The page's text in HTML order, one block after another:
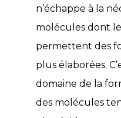
n’échappe à la
molécules dont
permettent des
plus élaborées.
domaine de la
des molécules